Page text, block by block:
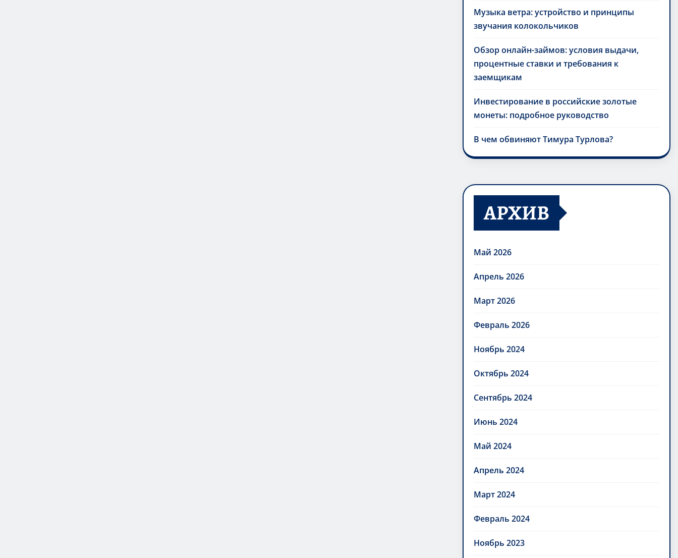
Музыка ветра: устройство и принципы
звучания колокольчиков
Обзор онлайн-займов: условия выдачи,
процентные ставки и требования к
заемщикам
Инвестирование в российские золотые
монеты: подробное руководство
В чем обвиняют Тимура Турлова?
АРХИВ
Май 2026
Апрель 2026
Март 2026
Февраль 2026
Ноябрь 2024
Октябрь 2024
Сентябрь 2024
Июнь 2024
Май 2024
Апрель 2024
Март 2024
Февраль 2024
Ноябрь 2023